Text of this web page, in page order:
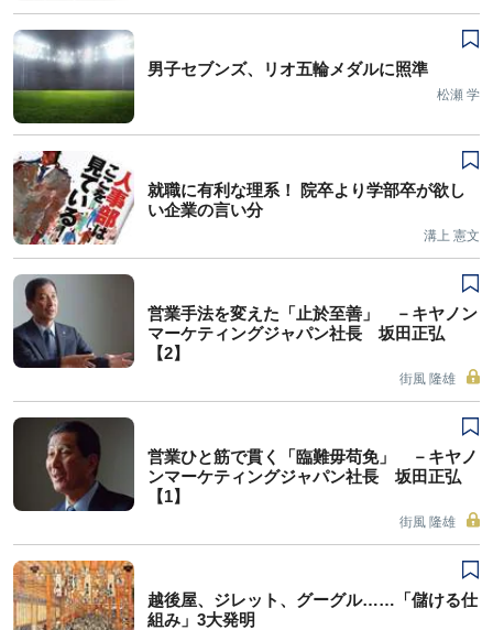
男子セブンズ、リオ五輪メダルに照準
松瀬 学
就職に有利な理系！ 院卒より学部卒が欲し
い企業の言い分
溝上 憲文
営業手法を変えた「止於至善」 －キヤノン
マーケティングジャパン社長 坂田正弘
【2】
街風 隆雄
営業ひと筋で貫く「臨難毋苟免」 －キヤノ
ンマーケティングジャパン社長 坂田正弘
【1】
街風 隆雄
越後屋、ジレット、グーグル……「儲ける仕
組み」3大発明